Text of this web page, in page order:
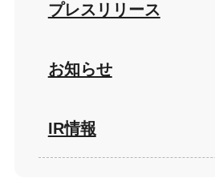
プレスリリース
お知らせ
IR情報